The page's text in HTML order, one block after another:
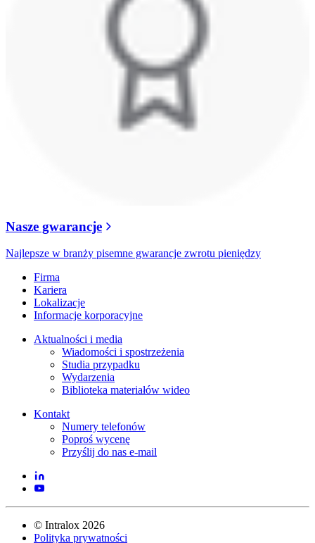
Nasze gwarancje
Najlepsze w branży pisemne gwarancje zwrotu pieniędzy
Firma
Kariera
Lokalizacje
Informacje korporacyjne
Aktualności i media
Wiadomości i spostrzeżenia
Studia przypadku
Wydarzenia
Biblioteka materiałów wideo
Kontakt
Numery telefonów
Poproś wycenę
Przyślij do nas e-mail
© Intralox 2026
Polityka prywatności